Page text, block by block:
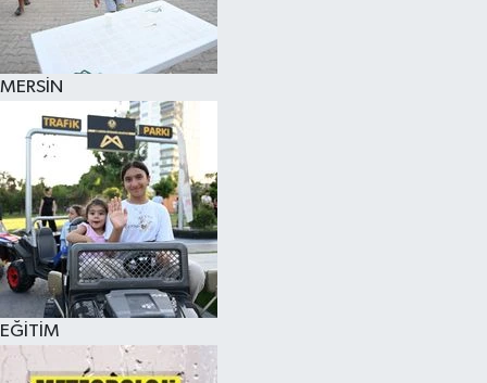
MERSİN
EĞİTİM